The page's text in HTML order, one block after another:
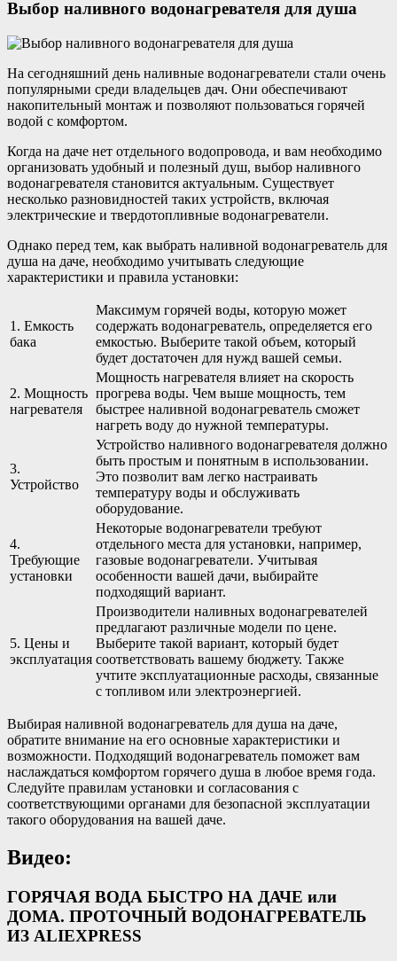
Выбор наливного водонагревателя для душа
На сегодняшний день наливные водонагреватели стали очень
популярными среди владельцев дач. Они обеспечивают
накопительный монтаж и позволяют пользоваться горячей
водой с комфортом.
Когда на даче нет отдельного водопровода, и вам необходимо
организовать удобный и полезный душ, выбор наливного
водонагревателя становится актуальным. Существует
несколько разновидностей таких устройств, включая
электрические и твердотопливные водонагреватели.
Однако перед тем, как выбрать наливной водонагреватель для
душа на даче, необходимо учитывать следующие
характеристики и правила установки:
1. Емкость
бака
Максимум горячей воды, которую может
содержать водонагреватель, определяется его
емкостью. Выберите такой объем, который
будет достаточен для нужд вашей семьи.
2. Мощность
нагревателя
Мощность нагревателя влияет на скорость
прогрева воды. Чем выше мощность, тем
быстрее наливной водонагреватель сможет
нагреть воду до нужной температуры.
3.
Устройство
Устройство наливного водонагревателя должно
быть простым и понятным в использовании.
Это позволит вам легко настраивать
температуру воды и обслуживать
оборудование.
4.
Требующие
установки
Некоторые водонагреватели требуют
отдельного места для установки, например,
газовые водонагреватели. Учитывая
особенности вашей дачи, выбирайте
подходящий вариант.
5. Цены и
эксплуатация
Производители наливных водонагревателей
предлагают различные модели по цене.
Выберите такой вариант, который будет
соответствовать вашему бюджету. Также
учтите эксплуатационные расходы, связанные
с топливом или электроэнергией.
Выбирая наливной водонагреватель для душа на даче,
обратите внимание на его основные характеристики и
возможности. Подходящий водонагреватель поможет вам
наслаждаться комфортом горячего душа в любое время года.
Следуйте правилам установки и согласования с
соответствующими органами для безопасной эксплуатации
такого оборудования на вашей даче.
Видео:
ГОРЯЧАЯ ВОДА БЫСТРО НА ДАЧЕ или
ДОМА. ПРОТОЧНЫЙ ВОДОНАГРЕВАТЕЛЬ
ИЗ ALIEXPRESS